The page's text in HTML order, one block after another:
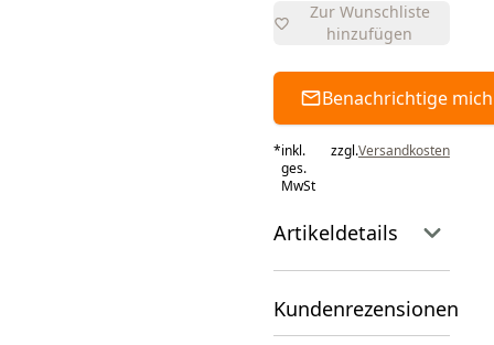
Zur Wunschliste
hinzufügen
Benachrichtige mich
*inkl.
ges.
MwSt
zzgl.Versandkosten
Artikeldetails
Kundenrezensionen